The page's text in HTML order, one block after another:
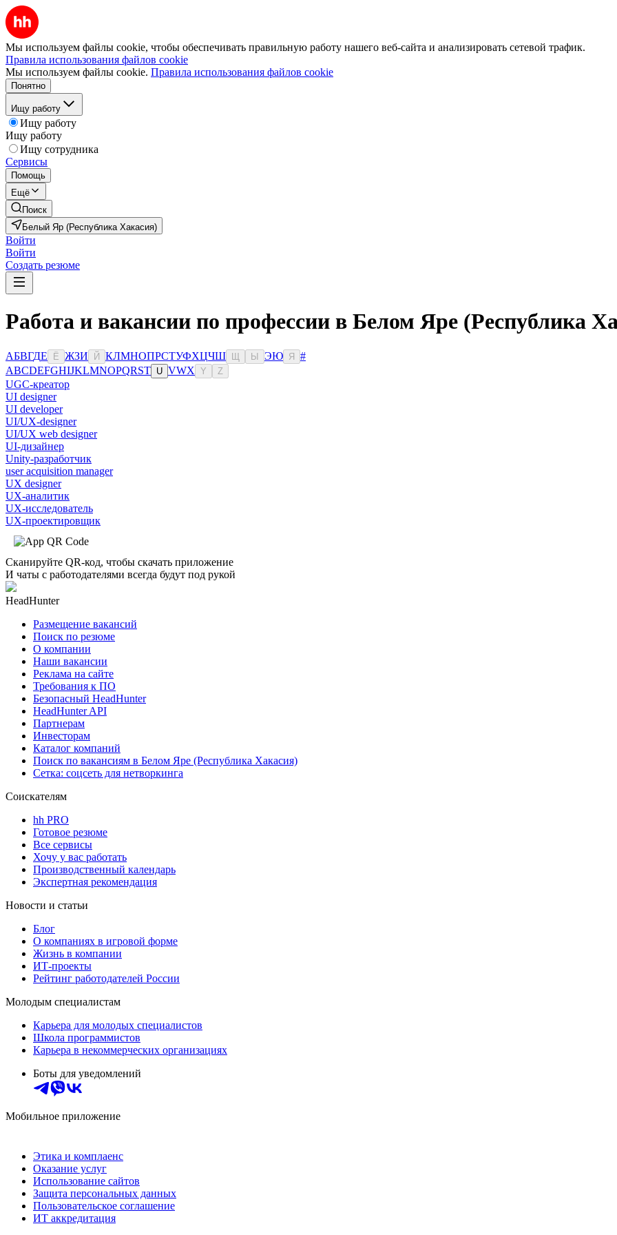
Мы используем файлы cookie, чтобы обеспечивать правильную работу нашего веб-сайта и анализировать сетевой трафик.
Правила использования файлов cookie
Мы используем файлы cookie. Правила использования файлов cookie
Понятно
Ищу работу
Ищу работу
Ищу работу
Ищу сотрудника
Сервисы
Помощь
Ещё
Поиск
Белый Яр (Республика Хакасия)
Войти
Войти
Создать резюме
Работа и вакансии по профессии в Белом Яре (Республика
АБВГДЕ Ё ЖЗИ Й КЛМНОПРСТУФХЦЧШ Ы ЭЮ Я
#
ABCDEFGHIJKLMNOPQRST U VWX Y Z
UGC-креатор
UI designer
UI developer
UI/UX-designer
UI/UX web designer
UI-дизайнер
Unity-разработчик
user acquisition manager
UX designer
UX-аналитик
UX-исследователь
UX-проектировщик
Сканируйте QR-код, чтобы скачать приложение
И чаты с работодателями всегда будут под рукой
HeadHunter
Размещение вакансий
Поиск по резюме
О компании
Наши вакансии
Реклама на сайте
Требования к ПО
Безопасный HeadHunter
HeadHunter API
Партнерам
Инвесторам
Каталог компаний
Поиск по вакансиям в Белом Яре (Республика Хакасия)
Сетка: соцсеть для нетворкинга
Соискателям
hh PRO
Готовое резюме
Все сервисы
Хочу у вас работать
Производственный календарь
Экспертная рекомендация
Новости и статьи
Блог
О компаниях в игровой форме
Жизнь в компании
ИТ-проекты
Рейтинг работодателей России
Молодым специалистам
Карьера для молодых специалистов
Школа программистов
Карьера в некоммерческих организациях
Боты для уведомлений
Мобильное приложение
Этика и комплаенс
Оказание услуг
Использование сайтов
Защита персональных данных
Пользовательское соглашение
ИТ аккредитация